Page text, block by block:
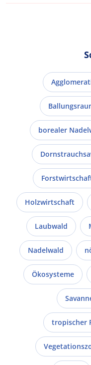
borealer
Holzwirtschaft
Laubwald
Nadelwald
Ökosysteme
tropischer